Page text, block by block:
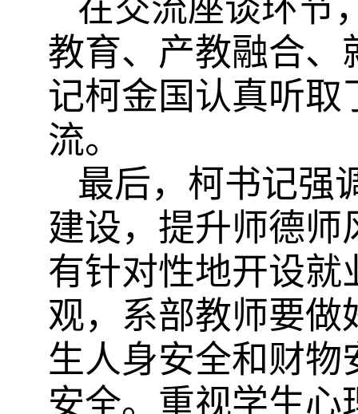
在交流座谈环节
教育、产教融合、
记柯金国认真听取
流。
最后，柯书记强
建设，提升师德师
有针对性地开设就
观，系部教师要做
生人身安全和财物
安全。重视学生